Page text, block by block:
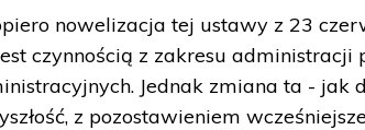
nowelizacja tej ustawy z 23
czynnością z zakresu administracji
Jednak zmiana ta - jak
z pozostawieniem